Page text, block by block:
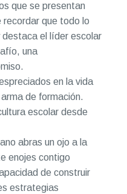
que se presentan
recordar que todo lo
destaca el líder escolar
una
en la vida
de formación.
escolar desde
abras un ojo a la
enojes contigo
de construir
estrategias